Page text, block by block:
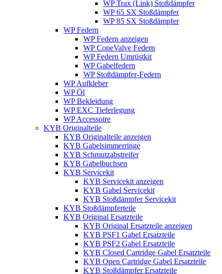
WP Trax (Link) Stoßdämpfer
WP 65 SX Stoßdämpfer
WP 85 SX Stoßdämpfer
WP Federn
WP Federn anzeigen
WP ConeValve Federn
WP Federn Umrüstkit
WP Gabelfedern
WP Stoßdämpfer-Federn
WP Aufkleber
WP Öl
WP Bekleidung
WP EXC Tieferlegung
WP Accessoire
KYB Originalteile
KYB Originalteile anzeigen
KYB Gabelsimmerringe
KYB Schmutzabstreifer
KYB Gabelbuchsen
KYB Servicekit
KYB Servicekit anzeigen
KYB Gabel Servicekit
KYB Stoßdämpfer Servicekit
KYB Stoßdämpferteile
KYB Original Ersatzteile
KYB Original Ersatzteile anzeigen
KYB PSF1 Gabel Ersatzteile
KYB PSF2 Gabel Ersatzteile
KYB Closed Cartridge Gabel Ersatzteile
KYB Open Cartridge Gabel Ersatzteile
KYB Stoßdämpfer Ersatzteile